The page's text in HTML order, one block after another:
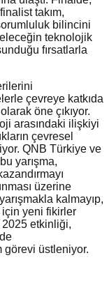
takım,
bilincini
teknolojik
fırsatlarla
çevreye katkıda
öne çıkıyor.
arasındaki ilişkiyi
çevresel
QNB Türkiye ve
yarışma,
üzerine
kalmayıp,
için yeni fikirler
etkinliği,
görevi üstleniyor.